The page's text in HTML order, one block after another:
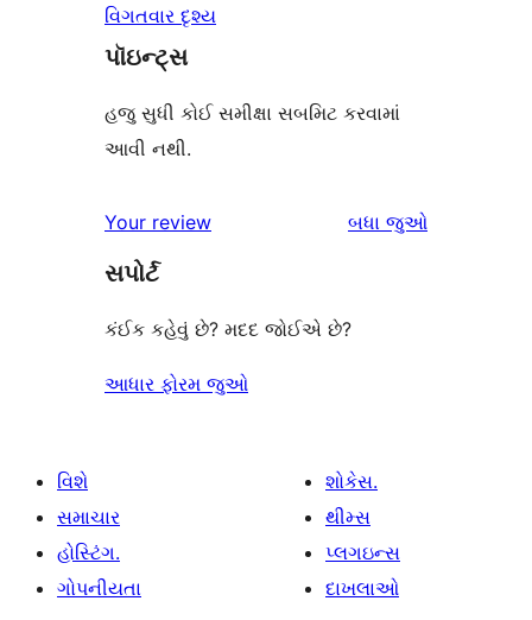
વિગતવાર દૃશ્ય
પૉઇન્ટ્સ
હજુ સુધી કોઈ સમીક્ષા સબમિટ કરવામાં
આવી નથી.
Your review બધા સમીક્ષાઓ
જુઓ
સપોર્ટ
કંઈક કહેવું છે? મદદ જોઈએ છે?
આધાર ફોરમ જુઓ
વિશે
સમાચાર
હોસ્ટિંગ.
ગોપનીયતા
શોકેસ.
થીમ્સ
પ્લગઇન્સ
દાખલાઓ